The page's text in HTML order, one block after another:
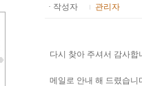
· 작성자 관리자
다시 찾아 주셔서 감사합
메일로 안내 해 드렸습니